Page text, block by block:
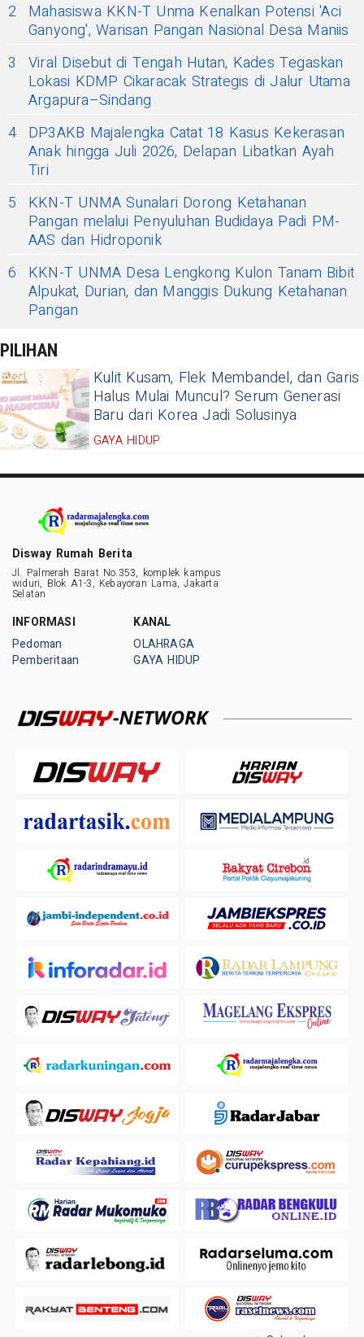
2
Mahasiswa KKN-T Unma Kenalkan Potensi 'Aci
Ganyong', Warisan Pangan Nasional Desa Maniis
3
Viral Disebut di Tengah Hutan, Kades Tegaskan
Lokasi KDMP Cikaracak Strategis di Jalur Utama
Argapura–Sindang
4 DP3AKB Majalengka Catat 18 Kasus Kekerasan
Anak hingga Juli 2026, Delapan Libatkan Ayah
Tiri
5
KKN-T UNMA Sunalari Dorong Ketahanan
Pangan melalui Penyuluhan Budidaya Padi PM-
AAS dan Hidroponik
6
KKN-T UNMA Desa Lengkong Kulon Tanam Bibit
Alpukat, Durian, dan Manggis Dukung Ketahanan
Pangan
PILIHAN
Kulit Kusam, Flek Membandel, dan Garis
Halus Mulai Muncul? Serum Generasi
Baru dari Korea Jadi Solusinya
GAYA HIDUP
Disway Rumah Berita
Jl. Palmerah Barat No.353, komplek kampus
widuri, Blok A1-3, Kebayoran Lama, Jakarta
Selatan
INFORMASI
Pedoman
Pemberitaan
KANAL
OLAHRAGA
GAYA HIDUP